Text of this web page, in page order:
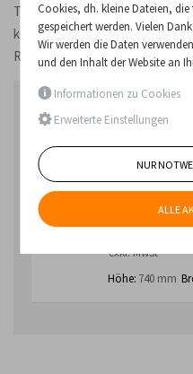
Tischplatte an, die als Ess-
können. Bürotische mit oder
Rollcontainern aus unserem
Bestseller in der
AUF LAGER
Traditionelle
geschlossenen
exkl. MwSt
Höhe: 740 mm
Cookies, dh. kleine Dateien,
gespeichert werden. Vielen
Wir werden die Daten
und den Inhalt der Website an
Informationen zu Cookies
Erweiterte Einstellungen
NUR
ALLE